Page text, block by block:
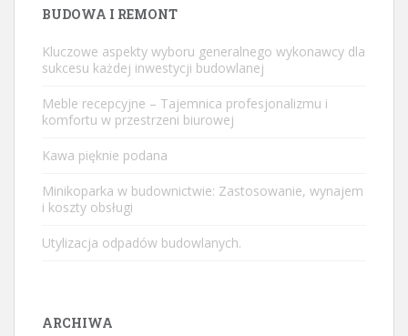
BUDOWA I REMONT
Kluczowe aspekty wyboru generalnego wykonawcy dla
sukcesu każdej inwestycji budowlanej
Meble recepcyjne – Tajemnica profesjonalizmu i
komfortu w przestrzeni biurowej
Kawa pięknie podana
Minikoparka w budownictwie: Zastosowanie, wynajem
i koszty obsługi
Utylizacja odpadów budowlanych.
ARCHIWA